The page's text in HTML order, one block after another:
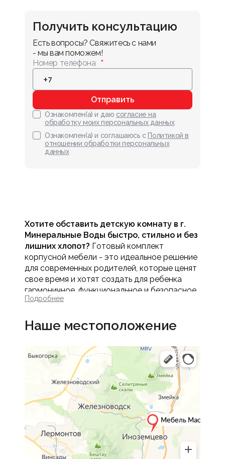
Получить консультацию
Есть вопросы? Свяжитесь с нами
- мы вам поможем!
Номер телефона
Отправить
Ознакомлен(а) и даю согласие на
обработку моих персональных данных
Ознакомлен(а) и соглашаюсь с Политикой в
отношении обработки персональных
данных
Хотите обставить детскую комнату в г.
Минеральные Воды быстро, стильно и без
лишних хлопот? Готовый комплект
корпусной мебели - это идеальное решение
для современных родителей, которые ценят
свое время и хотят создать для ребенка
гармоничное, функциональное и безопасное
пространство. В интернет-магазине Мебель
тщательно продуманные комплекты,
учебы и отдыха. Это ваш готовый проект
детской, где каждый элемент идеально
сочетается по стилю, цвету и размеру.
Купить готовый комплект
мебели для детской в
Минеральные Воды
Покупка готового комплекта корпусной
мебели - это
смарт-решение для семьи
которое имеет ряд неоспоримых
Подробнее
Наше местоположение